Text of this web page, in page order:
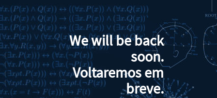
We will be back
soon.
Voltaremos em
breve.